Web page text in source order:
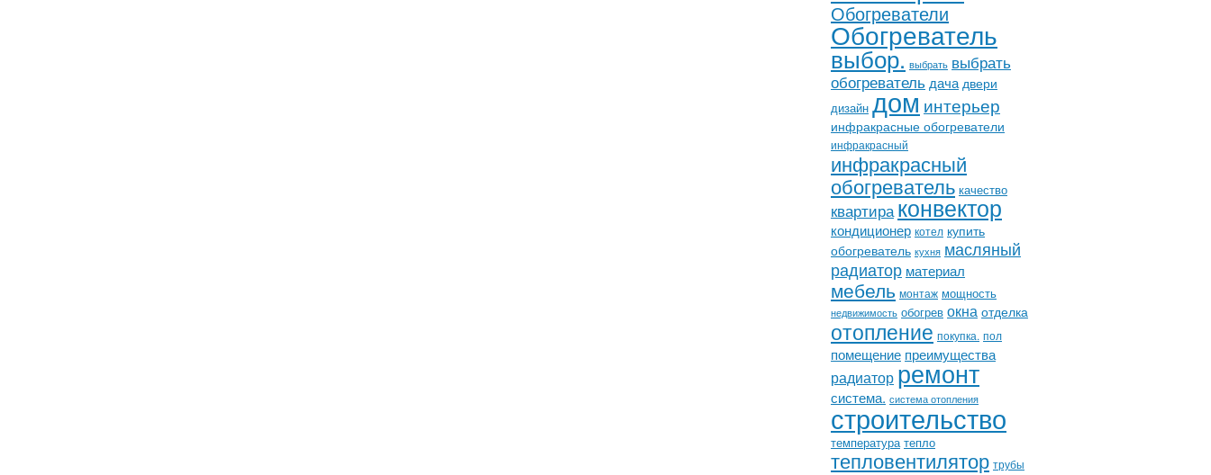
Обогреватели
Обогреватель
выбор. выбрать выбрать
обогреватель дача двери
дизайн доминтерьер
инфракрасные обогреватели
инфракрасный
инфракрасный
обогреватель качество
квартираконвектор
кондиционер котел купить
обогреватель кухня масляный
радиатор материал
мебель монтаж мощность
недвижимость обогрев окна отделка
отопление покупка. пол
помещение преимущества
радиаторремонт
система. система отопления
строительство
температура тепло
тепловентилятор трубы